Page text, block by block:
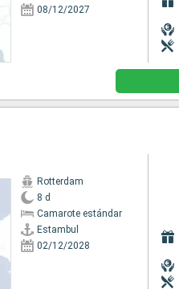
08/12/2027
Rotterdam
8 d
Camarote estándar
Estambul
02/12/2028